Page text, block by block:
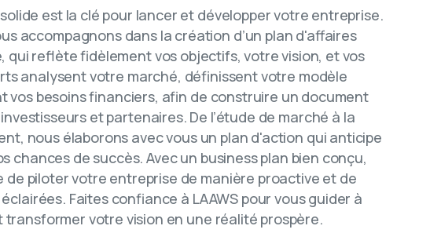
est la clé pour lancer et développer votre entreprise.
accompagnons dans la création d’un plan d'affaires
qui reflète fidèlement vos objectifs, votre vision, et vos
analysent votre marché, définissent votre modèle
vos besoins financiers, afin de construire un document
et partenaires. De l’étude de marché à la
nous élaborons avec vous un plan d'action qui anticipe
chances de succès. Avec un business plan bien conçu,
de piloter votre entreprise de manière proactive et de
Faites confiance à LAAWS pour vous guider à
votre vision en une réalité prospère.